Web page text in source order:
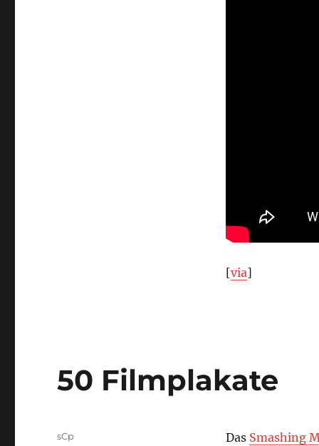
[via]
50 Filmplakate
Das Smashing
Autor
sCp